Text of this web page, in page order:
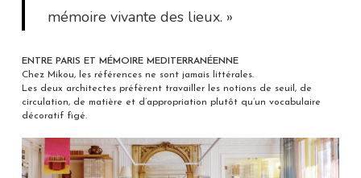
mémoire vivante des lieux. »
ENTRE PARIS ET MÉMOIRE MEDITERRANÉENNE
Chez Mikou, les références ne sont jamais littérales.
Les deux architectes préfèrent travailler les notions de seuil, de
circulation, de matière et d’appropriation plutôt qu’un vocabulaire
décoratif figé.